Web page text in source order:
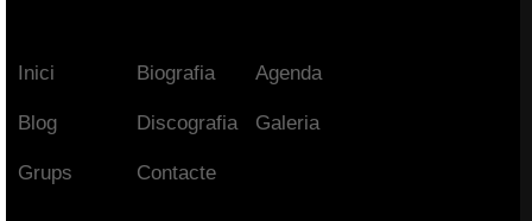
Inici Biografia Agenda
Blog Discografia Galeria
Grups Contacte